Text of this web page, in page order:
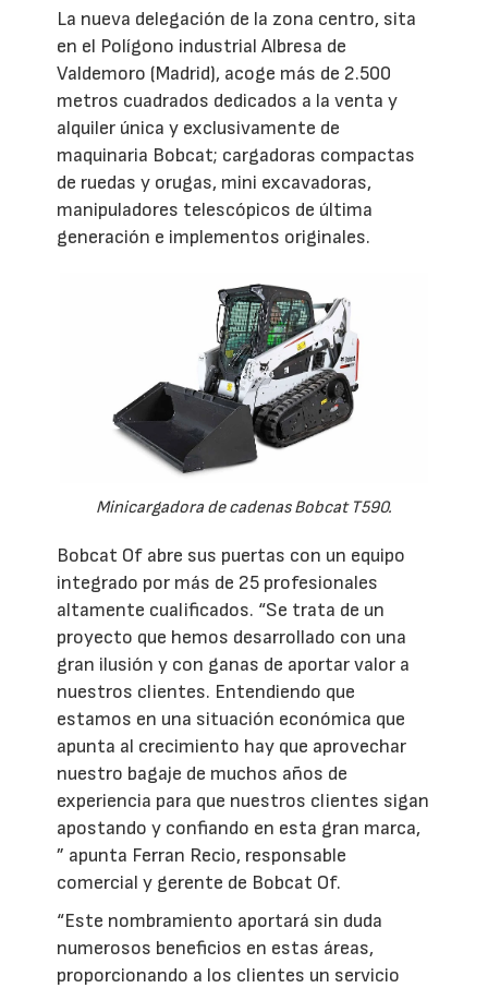
La nueva delegación de la zona centro, sita
en el Polígono industrial Albresa de
Valdemoro (Madrid), acoge más de 2.500
metros cuadrados dedicados a la venta y
alquiler única y exclusivamente de
maquinaria Bobcat; cargadoras compactas
de ruedas y orugas, mini excavadoras,
manipuladores telescópicos de última
generación e implementos originales.
Minicargadora de cadenas Bobcat T590.
Bobcat Of abre sus puertas con un equipo
integrado por más de 25 profesionales
altamente cualificados. “Se trata de un
proyecto que hemos desarrollado con una
gran ilusión y con ganas de aportar valor a
nuestros clientes. Entendiendo que
estamos en una situación económica que
apunta al crecimiento hay que aprovechar
nuestro bagaje de muchos años de
experiencia para que nuestros clientes sigan
apostando y confiando en esta gran marca,
” apunta Ferran Recio, responsable
comercial y gerente de Bobcat Of.
“Este nombramiento aportará sin duda
numerosos beneficios en estas áreas,
proporcionando a los clientes un servicio